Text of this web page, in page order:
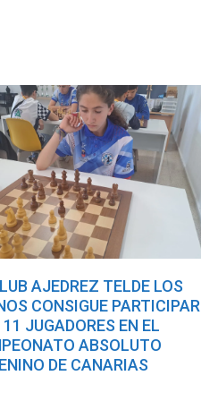
AJEDREZ TELDE LOS
CONSIGUE PARTICIPAR
JUGADORES EN EL
ABSOLUTO
DE CANARIAS